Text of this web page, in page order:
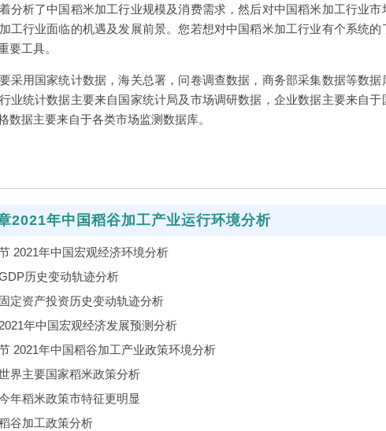
分析了中国稻米加工行业规模及消费需求，然后对中国稻米加工行业
工行业面临的机遇及发展前景。您若想对中国稻米加工行业有个系统
要工具。
采用国家统计数据，海关总署，问卷调查数据，商务部采集数据等数
业统计数据主要来自国家统计局及市场调研数据，企业数据主要来自
数据主要来自于各类市场监测数据库。
2021年中国稻谷加工产业运行环境分析
2021年中国宏观经济环境分析
历史变动轨迹分析
定资产投资历史变动轨迹分析
年中国宏观经济发展预测分析
2021年中国稻谷加工产业政策环境分析
界主要国家稻米政策分析
年稻米政策市特征更明显
谷加工政策分析